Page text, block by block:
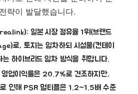
략이 발달했습니다.
일본 시장 점유율 1위(브랜드
로, 토지는 임차하되 시설물(컨테이
는 하이브리드 임차 방식을 취합니다.
영업이익률은 20.7%로 견조하지만,
인해 PSR 멀티플은 1.2~1.5배수준